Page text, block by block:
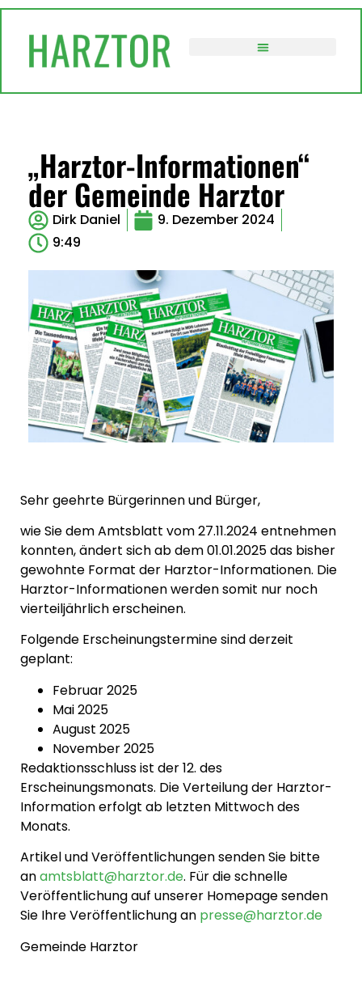
„Harztor-Informationen“
der Gemeinde Harztor
Dirk Daniel
9. Dezember 2024
9:49
Sehr geehrte Bürgerinnen und Bürger,
wie Sie dem Amtsblatt vom 27.11.2024 entnehmen
konnten, ändert sich ab dem 01.01.2025 das bisher
gewohnte Format der Harztor-Informationen. Die
Harztor-Informationen werden somit nur noch
vierteiljährlich erscheinen.
Folgende Erscheinungstermine sind derzeit
geplant:
Februar 2025
Mai 2025
August 2025
November 2025
Redaktionsschluss ist der 12. des
Erscheinungsmonats. Die Verteilung der Harztor-
Information erfolgt ab letzten Mittwoch des
Monats.
Artikel und Veröffentlichungen senden Sie bitte
anamtsblatt@harztor.de. Für die schnelle
Veröffentlichung auf unserer Homepage senden
Sie Ihre Veröffentlichung an presse@harztor.de
Gemeinde Harztor